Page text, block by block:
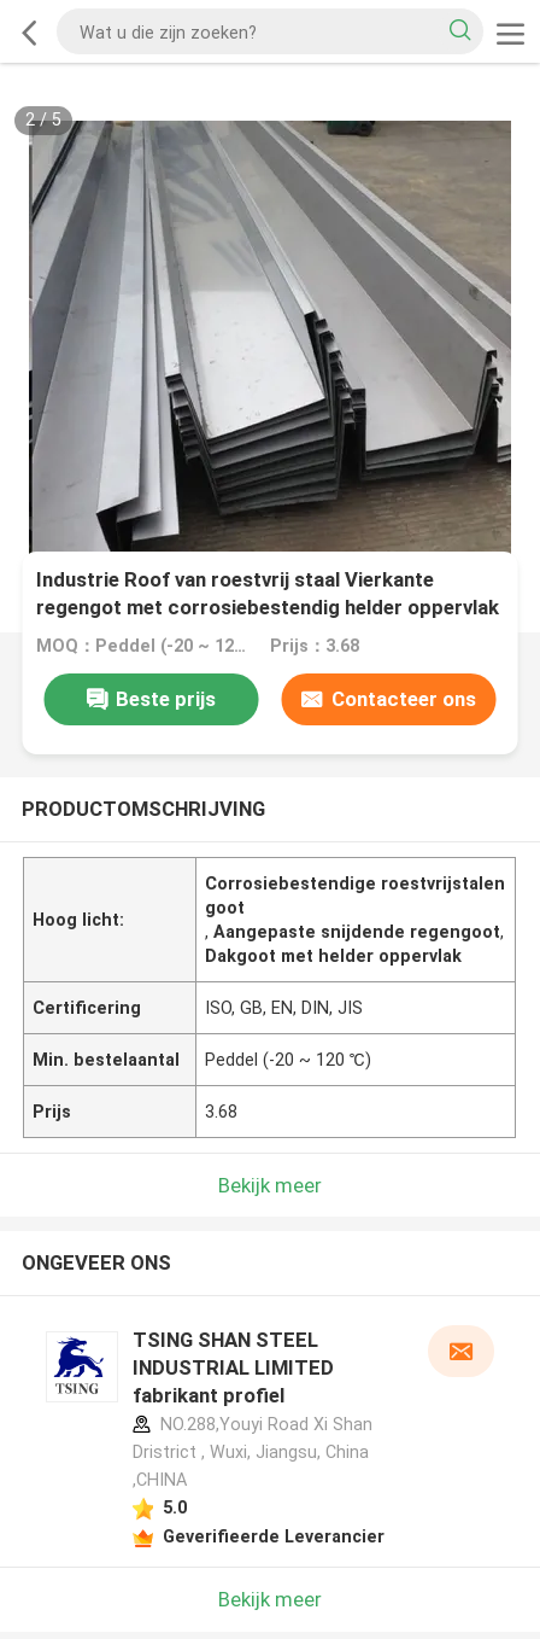
2/5
Industrie Roof van roestvrij staal Vierkante
regengot met corrosiebestendig helder oppervlak
en op maat gesnedenMOQ：Peddel (-20 ~ 120 ℃) Prijs：3.68
Beste prijs Contacteer ons
PRODUCTOMSCHRIJVING
Hoog licht:
Corrosiebestendige roestvrijstalen
goot
,Aangepaste snijdende regengoot,
Dakgoot met helder oppervlak
Certificering ISO, GB, EN, DIN, JIS
Min. bestelaantal Peddel (-20 ~ 120 ℃)
Prijs 3.68
Bekijk meer
ONGEVEER ONS
TSING SHAN STEEL
INDUSTRIAL LIMITED
fabrikant profiel
NO.288,Youyi Road Xi Shan
Dristrict , Wuxi, Jiangsu, China
,CHINA
5.0
Geverifieerde Leverancier
Bekijk meer